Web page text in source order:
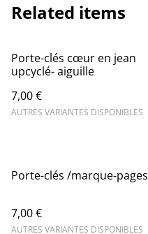
Related items
Porte-clés cœur en jean
upcyclé- aiguille
7,00 €
AUTRES VARIANTES DISPONIBLES
Porte-clés /marque-pages
7,00 €
AUTRES VARIANTES DISPONIBLES